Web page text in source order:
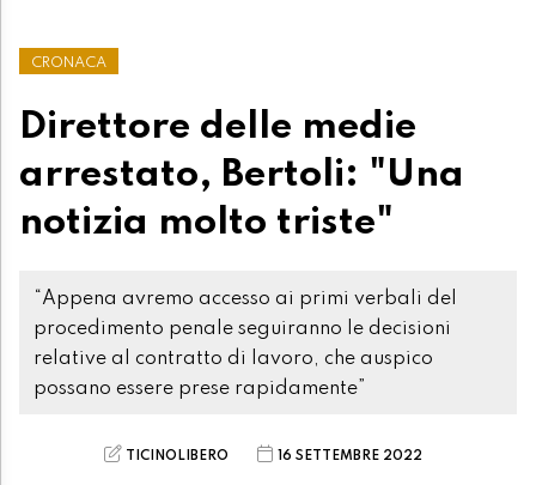
CRONACA
Direttore delle medie
arrestato, Bertoli: "Una
notizia molto triste"
“Appena avremo accesso ai primi verbali del
procedimento penale seguiranno le decisioni
relative al contratto di lavoro, che auspico
possano essere prese rapidamente”
TICINOLIBERO 16 SETTEMBRE 2022